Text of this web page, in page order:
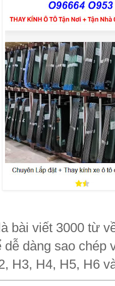
bài viết 3000 từ
dễ dàng sao
H3, H4, H5, H6